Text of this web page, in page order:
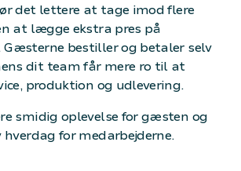
det lettere at tage imod flere
at lægge ekstra pres på
Gæsterne bestiller og betaler selv
dit team får mere ro til at
produktion og udlevering.
smidig oplevelse for gæsten og
hverdag for medarbejderne.